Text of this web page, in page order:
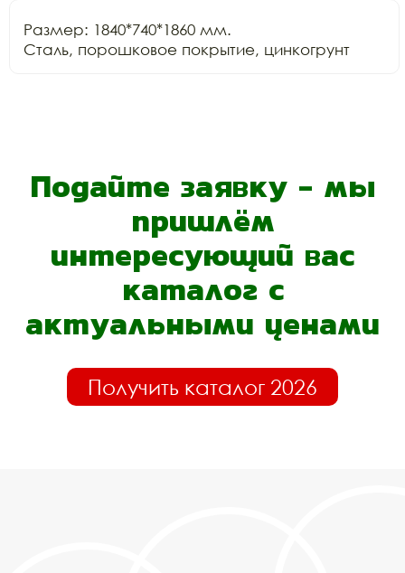
Размер: 1840*740*1860 мм.
Сталь, порошковое покрытие, цинкогрунт
Подайте заявку - мы
пришлём
интересующий вас
каталог с
актуальными ценами
Получить каталог 2026